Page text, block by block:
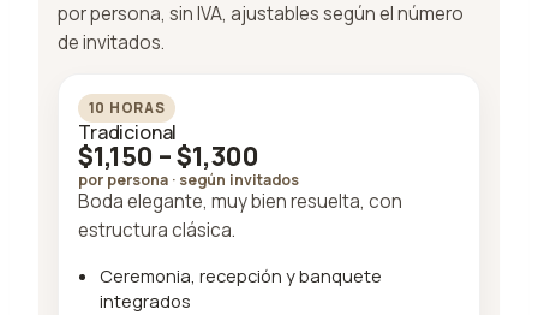
por persona, sin IVA, ajustables según el número
de invitados.
10 HORAS
Tradicional
$1,150 – $1,300
por persona · según invitados
Boda elegante, muy bien resuelta, con
estructura clásica.
Ceremonia, recepción y banquete
integrados